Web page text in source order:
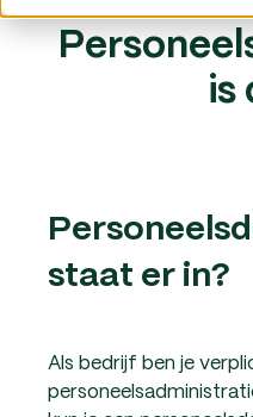
is
staat er in?
Als bedrijf ben je